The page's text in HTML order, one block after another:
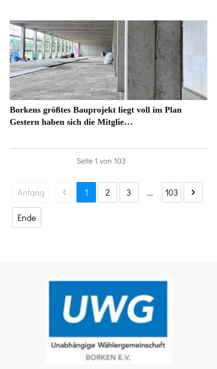
Borkens größtes Bauprojekt liegt voll im Plan
Gestern haben sich die Mitglie…
Seite 1 von 103
Anfang 1 2 3 ... 103
Ende